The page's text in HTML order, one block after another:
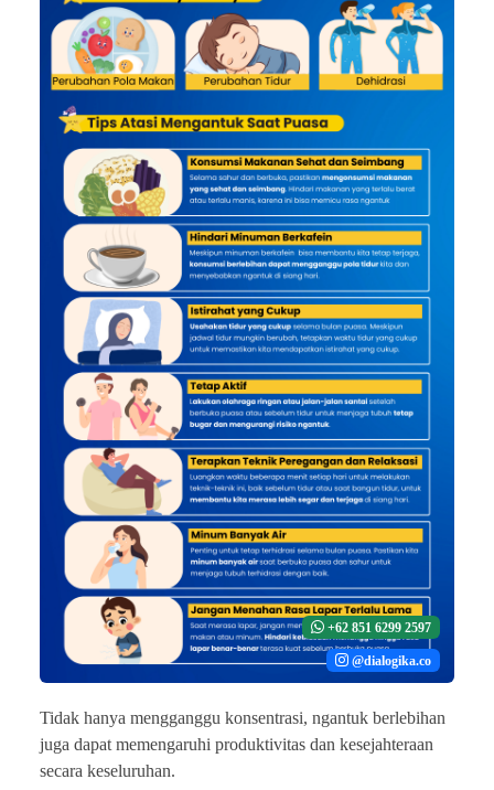
+62 851 6299 2597
@dialogika.co
Tidak hanya mengganggu konsentrasi, ngantuk berlebihan
juga dapat memengaruhi produktivitas dan kesejahteraan
secara keseluruhan.